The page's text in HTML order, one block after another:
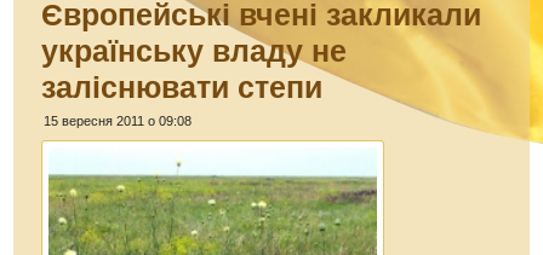
Європейські вчені закликали
українську владу не
заліснювати степи
15 вересня 2011 о 09:08